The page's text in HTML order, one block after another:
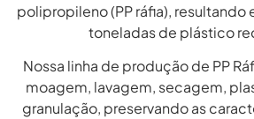
polipropileno (PP ráfia), resultando
toneladas de plástico
Nossa linha de produção de PP
moagem, lavagem, secagem,
granulação, preservando as